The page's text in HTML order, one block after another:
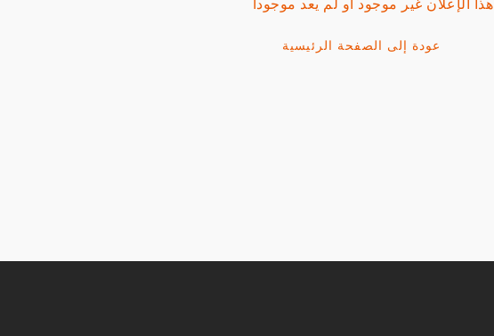
هذا الإعلان غير موجود أو لم يعد موجودا
عودة إلى الصفحة الرئيسية